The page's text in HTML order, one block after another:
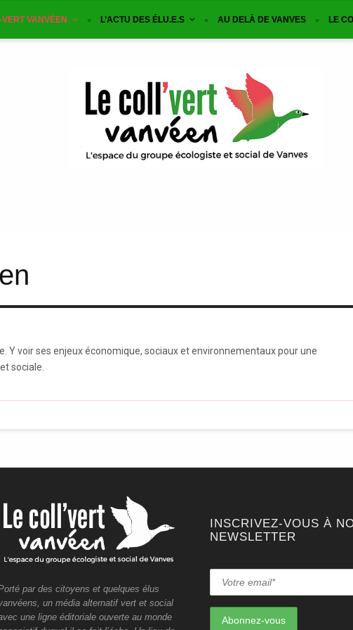
VERT VANVÉEN L’ACTU DES ÉLU.E.S AU DELÀ DE VANVES LE
Y voir ses enjeux économique, sociaux et environnementaux pour une
sociale.
par des citoyens et quelques élus
un média alternatif vert et social
une ligne éditoriale ouverte au monde
INSCRIVEZ-VOUS À
NEWSLETTER